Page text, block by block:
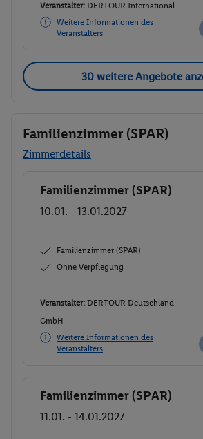
Veranstalter: DERTOUR International
Weitere Informationen des
Veranstalters
30 weitere Angebote
Familienzimmer (SPAR)
Zimmerdetails
Buchen
Familienzimmer (SPAR)
10.01. - 13.01.2027
Familienzimmer (SPAR)
Ohne Verpflegung
Veranstalter: DERTOUR Deutschland
GmbH
Weitere Informationen des
Veranstalters
Buchen
Familienzimmer (SPAR)
11.01. - 14.01.2027